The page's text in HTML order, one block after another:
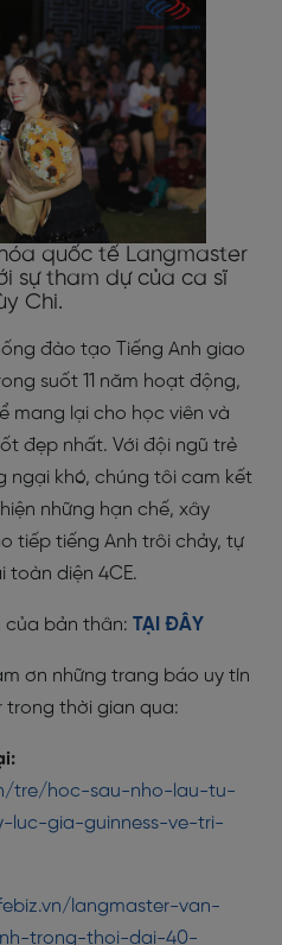
quốc tế Langmaster
sự tham dự của ca sĩ
Chi.
đào tạo Tiếng Anh giao
suốt 11 năm hoạt động,
mang lại cho học viên và
đẹp nhất. Với đội ngũ trẻ
ngại khó, chúng tôi cam kết
những hạn chế, xây
tiếp tiếng Anh trôi chảy, tự
toàn diện 4CE.
của bản thân: TẠI ĐÂY
ơn những trang báo uy tín
trong thời gian qua:
tre/hoc-sau-nho-lau-tu-
luc-gia-guinness-ve-tri-
langmaster-van-
trong-thoi-dai-40-